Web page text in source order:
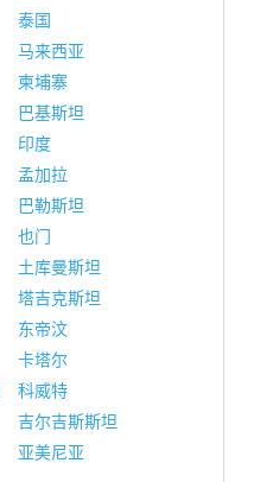
泰国
马来西亚
柬埔寨
巴基斯坦
印度
孟加拉
巴勒斯坦
也门
土库曼斯坦
塔吉克斯坦
东帝汶
卡塔尔
科威特
吉尔吉斯斯坦
亚美尼亚